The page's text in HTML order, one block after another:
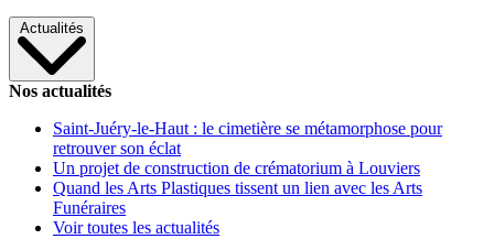
Actualités
Nos actualités
Saint-Juéry-le-Haut : le cimetière se métamorphose pour
retrouver son éclat
Un projet de construction de crématorium à Louviers
Quand les Arts Plastiques tissent un lien avec les Arts
Funéraires
Voir toutes les actualités